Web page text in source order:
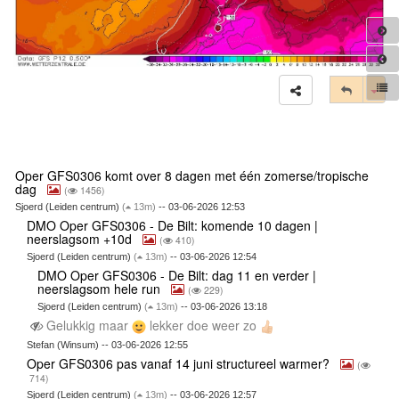
Oper GFS0306 komt over 8 dagen met één zomerse/tropische
dag ( 1456)
Sjoerd (Leiden centrum) ( 13m) -- 03-06-2026 12:53
DMO Oper GFS0306 - De Bilt: komende 10 dagen |
neerslagsom +10d ( 410)
Sjoerd (Leiden centrum) ( 13m) -- 03-06-2026 12:54
DMO Oper GFS0306 - De Bilt: dag 11 en verder |
neerslagsom hele run ( 229)
Sjoerd (Leiden centrum)( 13m) -- 03-06-2026 13:18
Gelukkig maar lekker doe weer zo
Stefan (Winsum) -- 03-06-2026 12:55
Oper GFS0306 pas vanaf 14 juni structureel warmer?
(
714)
Sjoerd (Leiden centrum) ( 13m) -- 03-06-2026 12:57